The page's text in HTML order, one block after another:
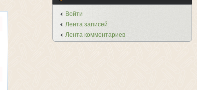
Войти
Лента записей
Лента комментариев